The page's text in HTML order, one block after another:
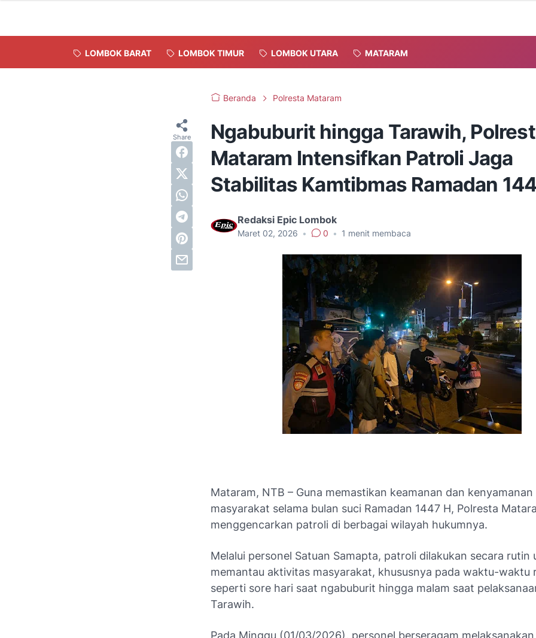
LOMBOK BARAT LOMBOK TIMUR LOMBOK UTARA MATARAM
Beranda Polresta Mataram
Ngabuburit hingga Tarawih,
Mataram Intensifkan Patroli Jaga
Stabilitas Kamtibmas Ramadan
Redaksi Epic Lombok
Maret 02, 2026 • 0 • 1 menit membaca
Mataram, NTB – Guna memastikan keamanan dan kenyamanan
masyarakat selama bulan suci Ramadan 1447 H, Polresta
menggencarkan patroli di berbagai wilayah hukumnya.
Melalui personel Satuan Samapta, patroli dilakukan secara rutin
memantau aktivitas masyarakat, khususnya pada waktu-waktu
seperti sore hari saat ngabuburit hingga malam saat
Tarawih.
Pada Minggu (01/03/2026), personel berseragam